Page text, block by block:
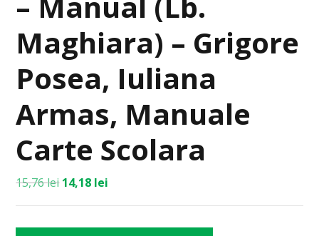
Maghiara) – Grigore
Posea, Iuliana
Armas, Manuale
Carte Scolara
15,76lei 14,18 lei